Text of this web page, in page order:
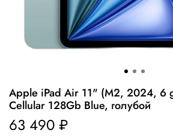
Apple iPad Air 11" (M2, 2024, 6
Cellular 128Gb Blue, голубой
63 490 ₽